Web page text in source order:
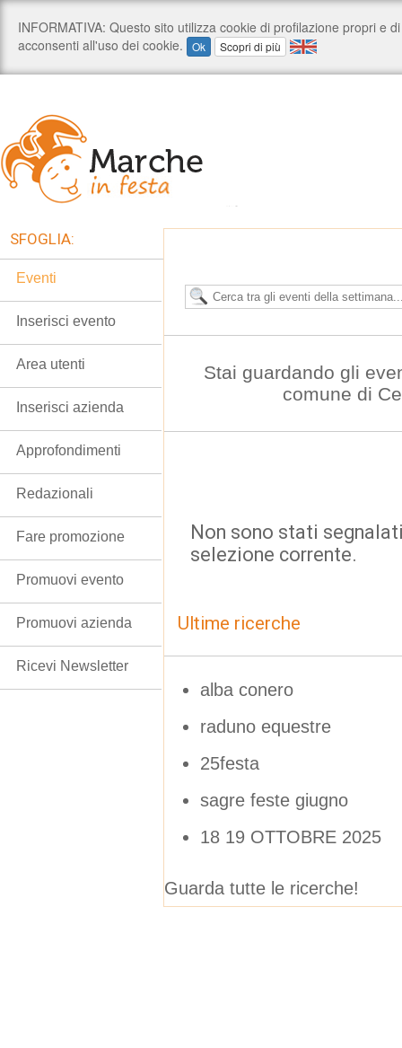
Stai guardando gli
comune di
Non sono stati
selezione corrente.
Ultime ricerche
alba conero
raduno equestre
25festa
sagre feste giugno
18 19 OTTOBRE 2025
Guarda tutte le ricerche!
SFOGLIA:
Eventi
Inserisci evento
Area utenti
Inserisci azienda
Approfondimenti
Redazionali
Fare promozione
Promuovi evento
Promuovi azienda
Ricevi Newsletter